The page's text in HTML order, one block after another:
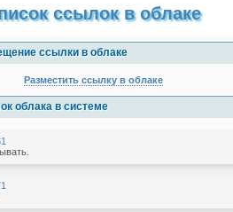
ссылок в облаке
ссылки в облаке
Разместить ссылку в облаке
облака в системе